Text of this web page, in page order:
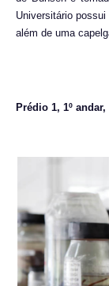
Universitário
além de uma
Prédio 1, 1º andar,